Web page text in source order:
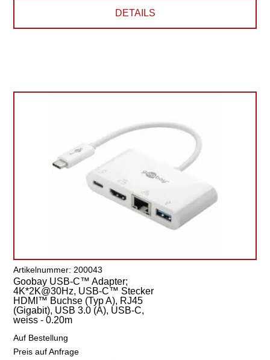
DETAILS
Artikelnummer: 200043
Goobay USB-C™ Adapter;
4K*2K@30Hz, USB-C™ Stecker
HDMI™ Buchse (Typ A), RJ45
(Gigabit), USB 3.0 (A), USB-C,
weiss - 0.20m
Auf Bestellung
Preis auf Anfrage